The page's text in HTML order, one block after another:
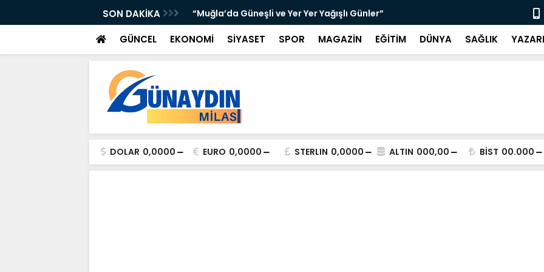
SON DAKİKA
ATTI: TORUNOĞULLARI VE OLTULU BİR “Muğla’da Güneşli ve Yer Yer Yağışlı Günler” “Sosyolog
GÜNCEL EKONOMİ SİYASET SPOR MAGAZİN EĞİTİM DÜNYA SAĞLIK
DOLAR 0,0000 EURO 0,0000 STERLIN 0,0000 ALTIN 000,00 BİST 00.000